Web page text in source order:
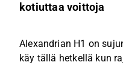
kotiuttaa voittoja
Alexandrian H1 on
käy tällä hetkellä kun